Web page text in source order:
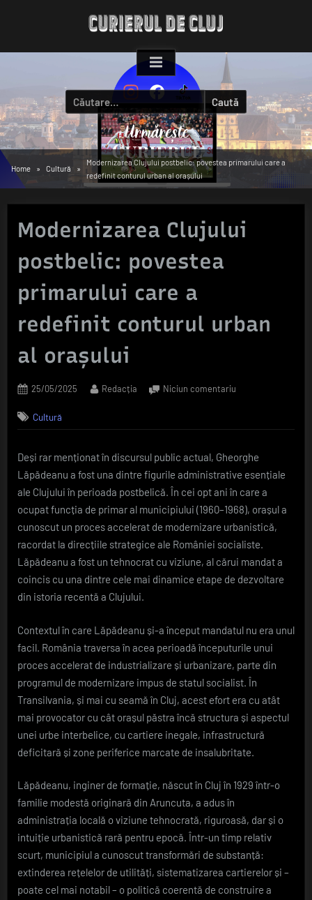
Caută
după:
Home Cultură
Modernizarea Clujului postbelic: povestea primarului care a
redefinit conturul urban al orașului
Modernizarea Clujului
postbelic: povestea
primarului care a
redefinit conturul urban
al orașului
Posted
25/05/2025 By
Redacția Niciun comentariu
postbelic:
primarului
care
a
redefinit
urban
al
orașului
Cultură
Deși rar menționat în discursul public actual, Gheorghe
Lăpădeanu a fost una dintre figurile administrative esențiale
ale Clujului în perioada postbelică. În cei opt ani în care a
ocupat funcția de primar al municipiului (1960–1968), orașul a
cunoscut un proces accelerat de modernizare urbanistică,
racordat la direcțiile strategice ale României socialiste.
Lăpădeanu a fost un tehnocrat cu viziune, al cărui mandat a
coincis cu una dintre cele mai dinamice etape de dezvoltare
din istoria recentă a Clujului.
Contextul în care Lăpădeanu și-a început mandatul nu era unul
facil. România traversa în acea perioadă începuturile unui
proces accelerat de industrializare și urbanizare, parte din
programul de modernizare impus de statul socialist. În
Transilvania, și mai cu seamă în Cluj, acest efort era cu atât
mai provocator cu cât orașul păstra încă structura și aspectul
unei urbe interbelice, cu cartiere inegale, infrastructură
deficitară și zone periferice marcate de insalubritate.
Lăpădeanu, inginer de formație, născut în Cluj în 1929 într-o
familie modestă originară din Aruncuta, a adus în
administrația locală o viziune tehnocrată, riguroasă, dar și o
intuiție urbanistică rară pentru epocă. Într-un timp relativ
scurt, municipiul a cunoscut transformări de substanță:
extinderea rețelelor de utilități, sistematizarea cartierelor și –
poate cel mai notabil – o politică coerentă de construire a